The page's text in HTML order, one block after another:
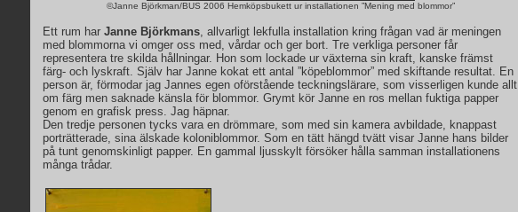
©Janne Björkman/BUS 2006 Hemköpsbukett ur installationen ”Mening med blommor”
Ett rum har Janne Björkmans, allvarligt lekfulla installation kring frågan vad är meningen
med blommorna vi omger oss med, vårdar och ger bort. Tre verkliga personer får
representera tre skilda hållningar. Hon som lockade ur växterna sin kraft, kanske främst
färg- och lyskraft. Själv har Janne kokat ett antal ”köpeblommor” med skiftande resultat. En
person är, förmodar jag Jannes egen oförstående teckningslärare, som visserligen kunde allt
om färg men saknade känsla för blommor. Grymt kör Janne en ros mellan fuktiga papper
genom en grafisk press. Jag häpnar.
Den tredje personen tycks vara en drömmare, som med sin kamera avbildade, knappast
porträtterade, sina älskade koloniblommor. Som en tätt hängd tvätt visar Janne hans bilder
på tunt genomskinligt papper. En gammal ljusskylt försöker hålla samman installationens
många trådar.